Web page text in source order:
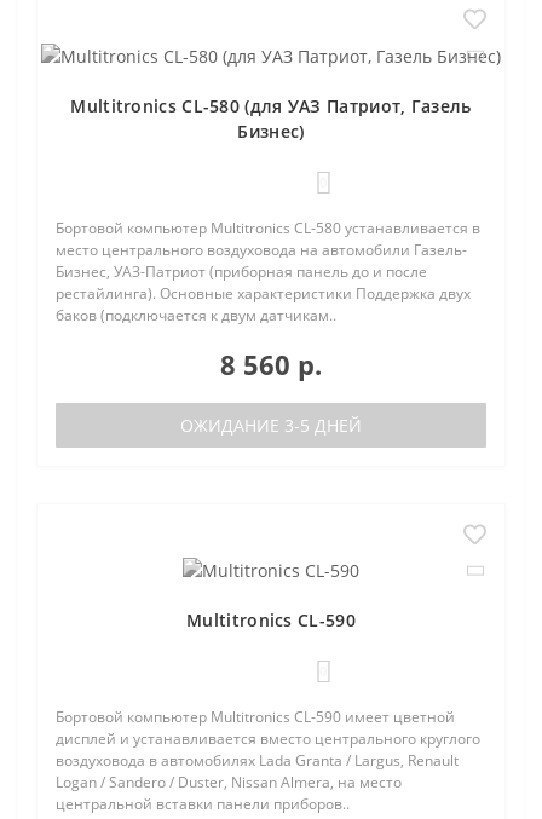
Multitronics CL-580 (для УАЗ Патриот, Газель
Бизнес)
Бортовой компьютер Multitronics CL-580 устанавливается в
место центрального воздуховода на автомобили Газель-
Бизнес, УАЗ-Патриот (приборная панель до и после
рестайлинга). Основные характеристики Поддержка двух
баков (подключается к двум датчикам..
8 560 р.
ОЖИДАНИЕ 3-5 ДНЕЙ
Multitronics CL-590
Бортовой компьютер Multitronics CL-590 имеет цветной
дисплей и устанавливается вместо центрального круглого
воздуховода в автомобилях Lada Granta / Largus, Renault
Logan / Sandero / Duster, Nissan Almera, на место
центральной вставки панели приборов..